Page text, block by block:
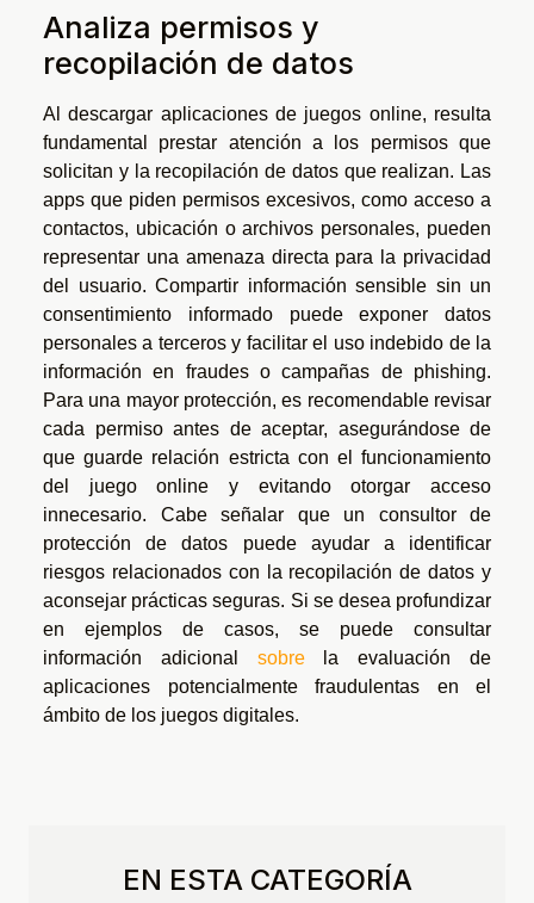
Analiza permisos y
recopilación de datos
Al descargar aplicaciones de juegos online, resulta
fundamental prestar atención a los permisos que
solicitan y la recopilación de datos que realizan. Las
apps que piden permisos excesivos, como acceso a
contactos, ubicación o archivos personales, pueden
representar una amenaza directa para la privacidad
del usuario. Compartir información sensible sin un
consentimiento informado puede exponer datos
personales a terceros y facilitar el uso indebido de la
información en fraudes o campañas de phishing.
Para una mayor protección, es recomendable revisar
cada permiso antes de aceptar, asegurándose de
que guarde relación estricta con el funcionamiento
del juego online y evitando otorgar acceso
innecesario. Cabe señalar que un consultor de
protección de datos puede ayudar a identificar
riesgos relacionados con la recopilación de datos y
aconsejar prácticas seguras. Si se desea profundizar
en ejemplos de casos, se puede consultar
información adicional sobrela evaluación de
aplicaciones potencialmente fraudulentas en el
ámbito de los juegos digitales.
EN ESTA CATEGORÍA